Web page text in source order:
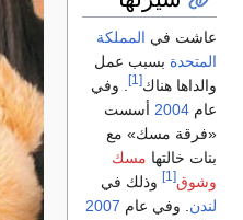
عاشت في المملكة
المتحدة بسبب عمل
والداها هناك[1]
. وفي
عام 2004 أسست
«فرقة مسك» مع
بنات خالتها مسك
وشوق[1]
وذلك في
لندن. وفي عام 2007